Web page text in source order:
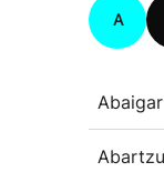
A
Abaigar